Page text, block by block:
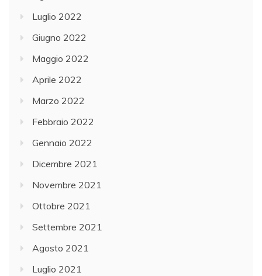
Luglio 2022
Giugno 2022
Maggio 2022
Aprile 2022
Marzo 2022
Febbraio 2022
Gennaio 2022
Dicembre 2021
Novembre 2021
Ottobre 2021
Settembre 2021
Agosto 2021
Luglio 2021